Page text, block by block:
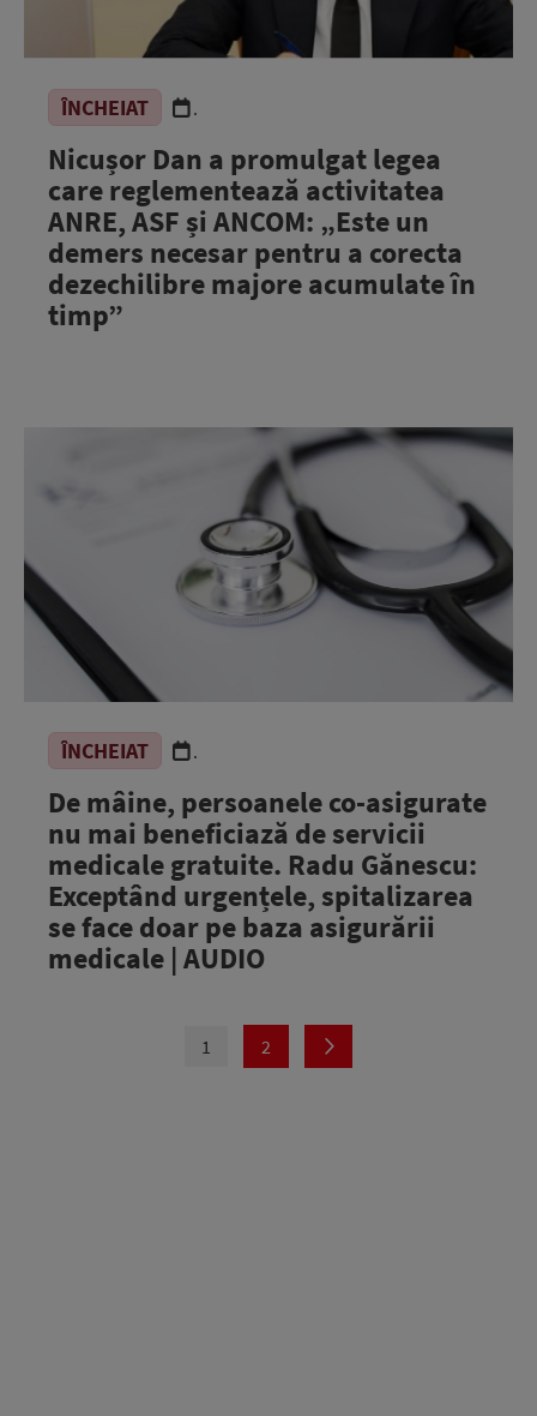
ÎNCHEIAT .
Nicușor Dan a promulgat legea
care reglementează activitatea
ANRE, ASF și ANCOM: „Este un
demers necesar pentru a corecta
dezechilibre majore acumulate în
timp”
ÎNCHEIAT .
De mâine, persoanele co-asigurate
nu mai beneficiază de servicii
medicale gratuite. Radu Gănescu:
Exceptând urgențele, spitalizarea
se face doar pe baza asigurării
medicale | AUDIO
1 2